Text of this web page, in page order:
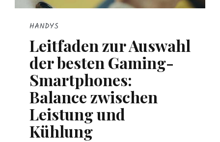
HANDYS
Leitfaden zur Auswahl
der besten Gaming-
Smartphones:
Balance zwischen
Leistung und
Kühlung